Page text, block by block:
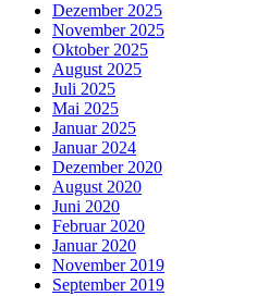
Dezember 2025
November 2025
Oktober 2025
August 2025
Juli 2025
Mai 2025
Januar 2025
Januar 2024
Dezember 2020
August 2020
Juni 2020
Februar 2020
Januar 2020
November 2019
September 2019